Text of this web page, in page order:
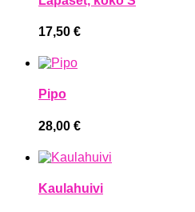
17,50 €
Pipo
28,00 €
Kaulahuivi